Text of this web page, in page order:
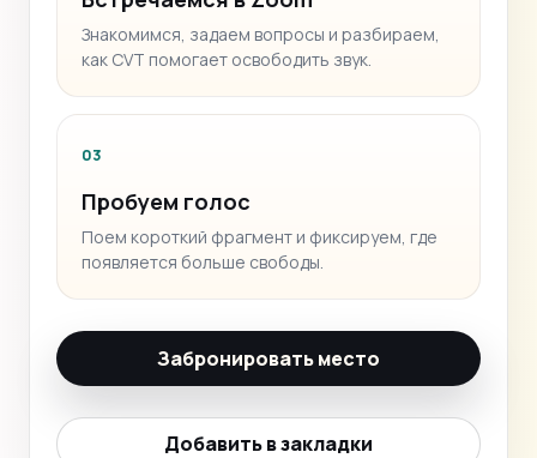
Знакомимся, задаем вопросы и разбираем,
как CVT помогает освободить звук.
03
Пробуем голос
Поем короткий фрагмент и фиксируем, где
появляется больше свободы.
Забронировать место
Добавить в закладки